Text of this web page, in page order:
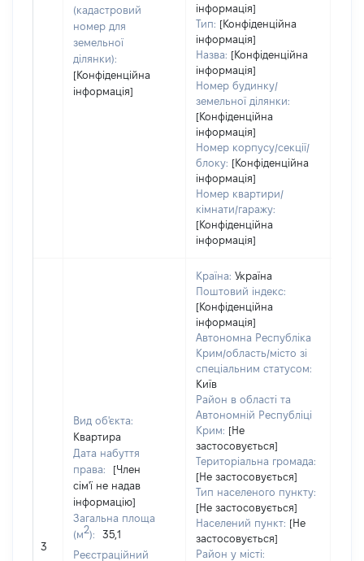
(кадастровий
номер для
земельної
ділянки):
[Конфіденційна
інформація]
інформація]
Тип: [Конфіденційна
інформація]
Назва: [Конфіденційна
інформація]
Номер будинку/
земельної ділянки:
[Конфіденційна
інформація]
Номер корпусу/секції/
блоку: [Конфіденційна
інформація]
Номер квартири/
кімнати/гаражу:
[Конфіденційна
інформація]
3
Вид об'єкта:
Квартира
Дата набуття
права:
[Член
сім'ї не надав
інформацію]
Загальна площа
(м2):
35,1
Реєстраційний
Країна: Україна
Поштовий індекс:
[Конфіденційна
інформація]
Автономна Республіка
Крим/область/місто зі
спеціальним статусом:
Київ
Район в області та
Автономній Республіці
Крим: [Не
застосовується]
Територіальна громада:
[Не застосовується]
Тип населеного пункту:
[Не застосовується]
Населений пункт: [Не
застосовується]
Район у місті: